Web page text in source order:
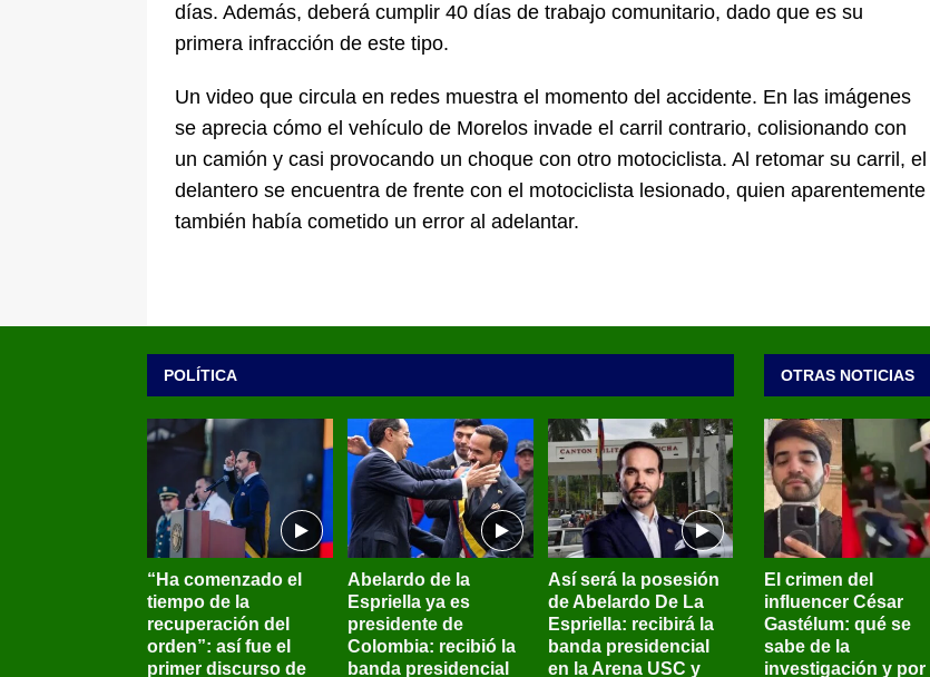
días. Además, deberá cumplir 40 días de trabajo comunitario, dado que es su
primera infracción de este tipo.
Un video que circula en redes muestra el momento del accidente. En las imágenes
se aprecia cómo el vehículo de Morelos invade el carril contrario, colisionando con
un camión y casi provocando un choque con otro motociclista. Al retomar su carril, el
delantero se encuentra de frente con el motociclista lesionado, quien aparentemente
también había cometido un error al adelantar.
POLÍTICA
“Ha comenzado el
tiempo de la
recuperación del
orden”: así fue el
primer discurso de
Abelardo de la
Espriella ya es
presidente de
Colombia: recibió la
banda presidencial
Así será la posesión
de Abelardo De La
Espriella: recibirá la
banda presidencial
en la Arena USC y
OTRAS NOTICIAS
El crimen del
influencer César
Gastélum: qué se
sabe de la
investigación y por